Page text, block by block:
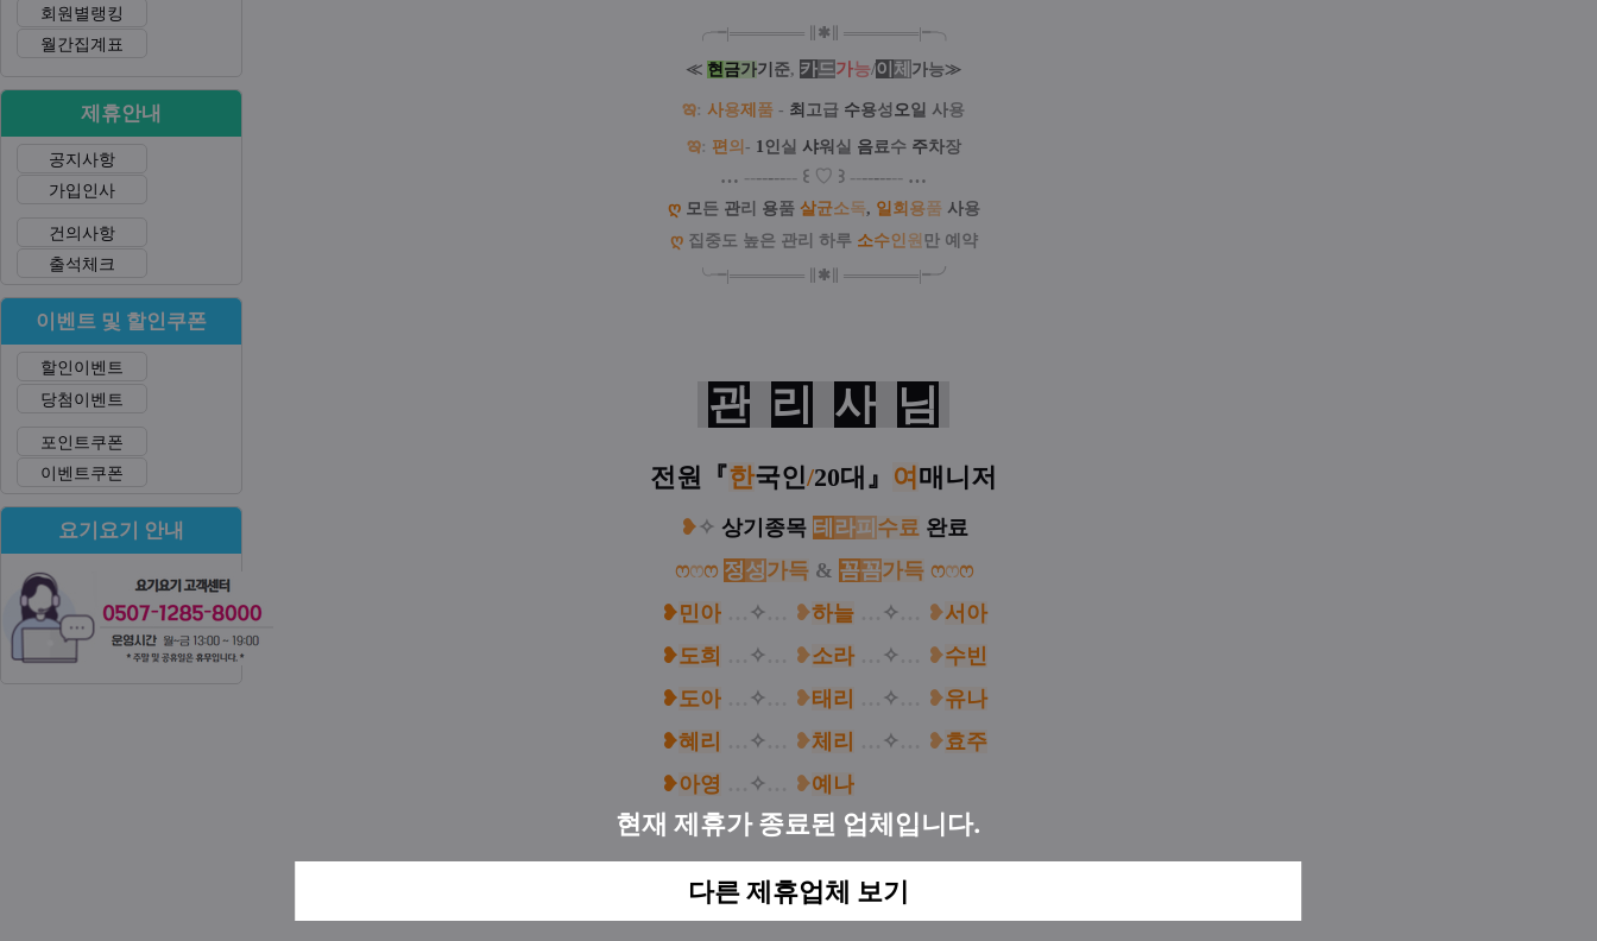
현재 제휴가 종료된 업체입니다.
다른 제휴업체 보기
╭╼|═══════ ✱ ═══════|╾╮
≪ 현 금가기 준, 카드가능/이 체 가능≫
ఇ: 사용제 품 - 최 고 급 수용성 오 일 사용
ఇ: 편 의 - 1 인 실 샤워 실 음료 수 주차장
… --------- ꒰ ♡ ꒱ --------- …
ღ 모 든 관리 용품 살균소독, 일 회 용품 사용
ღ 집중도 높은 관리 하루 소수인 원 만 예약
╰╼|═══════ ✱ ═══════|╾╯
관 리 사 님
전원 『한국인/20대 』 여 매니저
❥ ✧ 상기종목 테 라피 수료 완료
ෆෆෆ 정성가득 & 꼼꼼가득 ෆෆෆ
❥민아 ✧ ❥하늘 ✧ ❥서아
❥도희 ✧ ❥소라 ✧ ❥수빈
❥도아 ✧ ❥태리 ✧ ❥유나
❥혜리 ✧ ❥체리 ✧ ❥효주
❥아영 ✧ ❥예나
영 업 시 간
회원별랭킹
월간집계표
제휴안내
공지사항
가입인사
건의사항
출석체크
이벤트 및 할인쿠폰
할인이벤트
당첨이벤트
포인트쿠폰
이벤트쿠폰
요기요기 안내